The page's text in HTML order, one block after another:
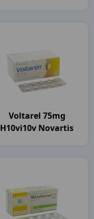
Voltarel 75mg
H10vi10v Novartis